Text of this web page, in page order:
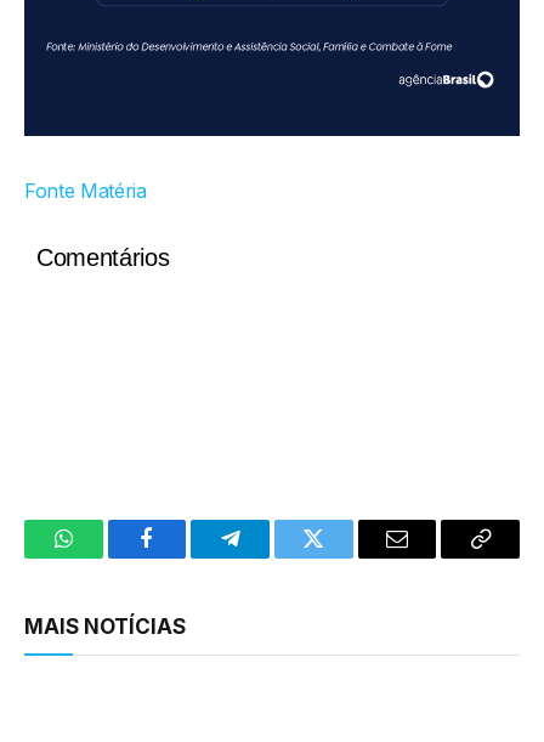
Fonte Matéria
Comentários
WhatsAppFacebookTelegramTwitter Email
Copy
MAIS NOTÍCIAS